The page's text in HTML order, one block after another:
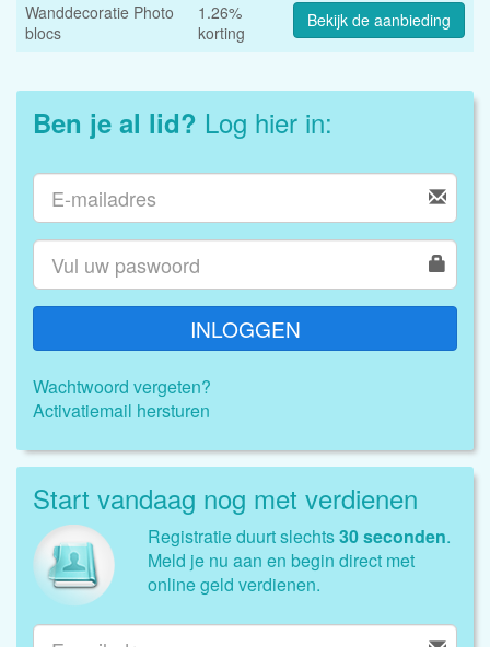
Wanddecoratie Photo
blocs
1.26%
korting
Bekijk de aanbieding
Ben je al lid? Log hier in:
INLOGGEN
Wachtwoord vergeten?
Activatiemail hersturen
Start vandaag nog met verdienen
Registratie duurt slechts30 seconden.
Meld je nu aan en begin direct met
online geld verdienen.